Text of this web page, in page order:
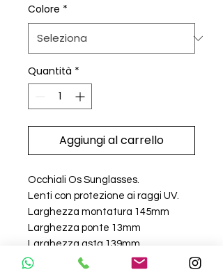
Colore *
Quantità *
Aggiungi al carrello
Occhiali Os Sunglasses.
Lenti con protezione ai raggi UV.
Larghezza montatura 145mm
Larghezza ponte 13mm
Larghezza asta 139mm
Larghezza lente 59mm